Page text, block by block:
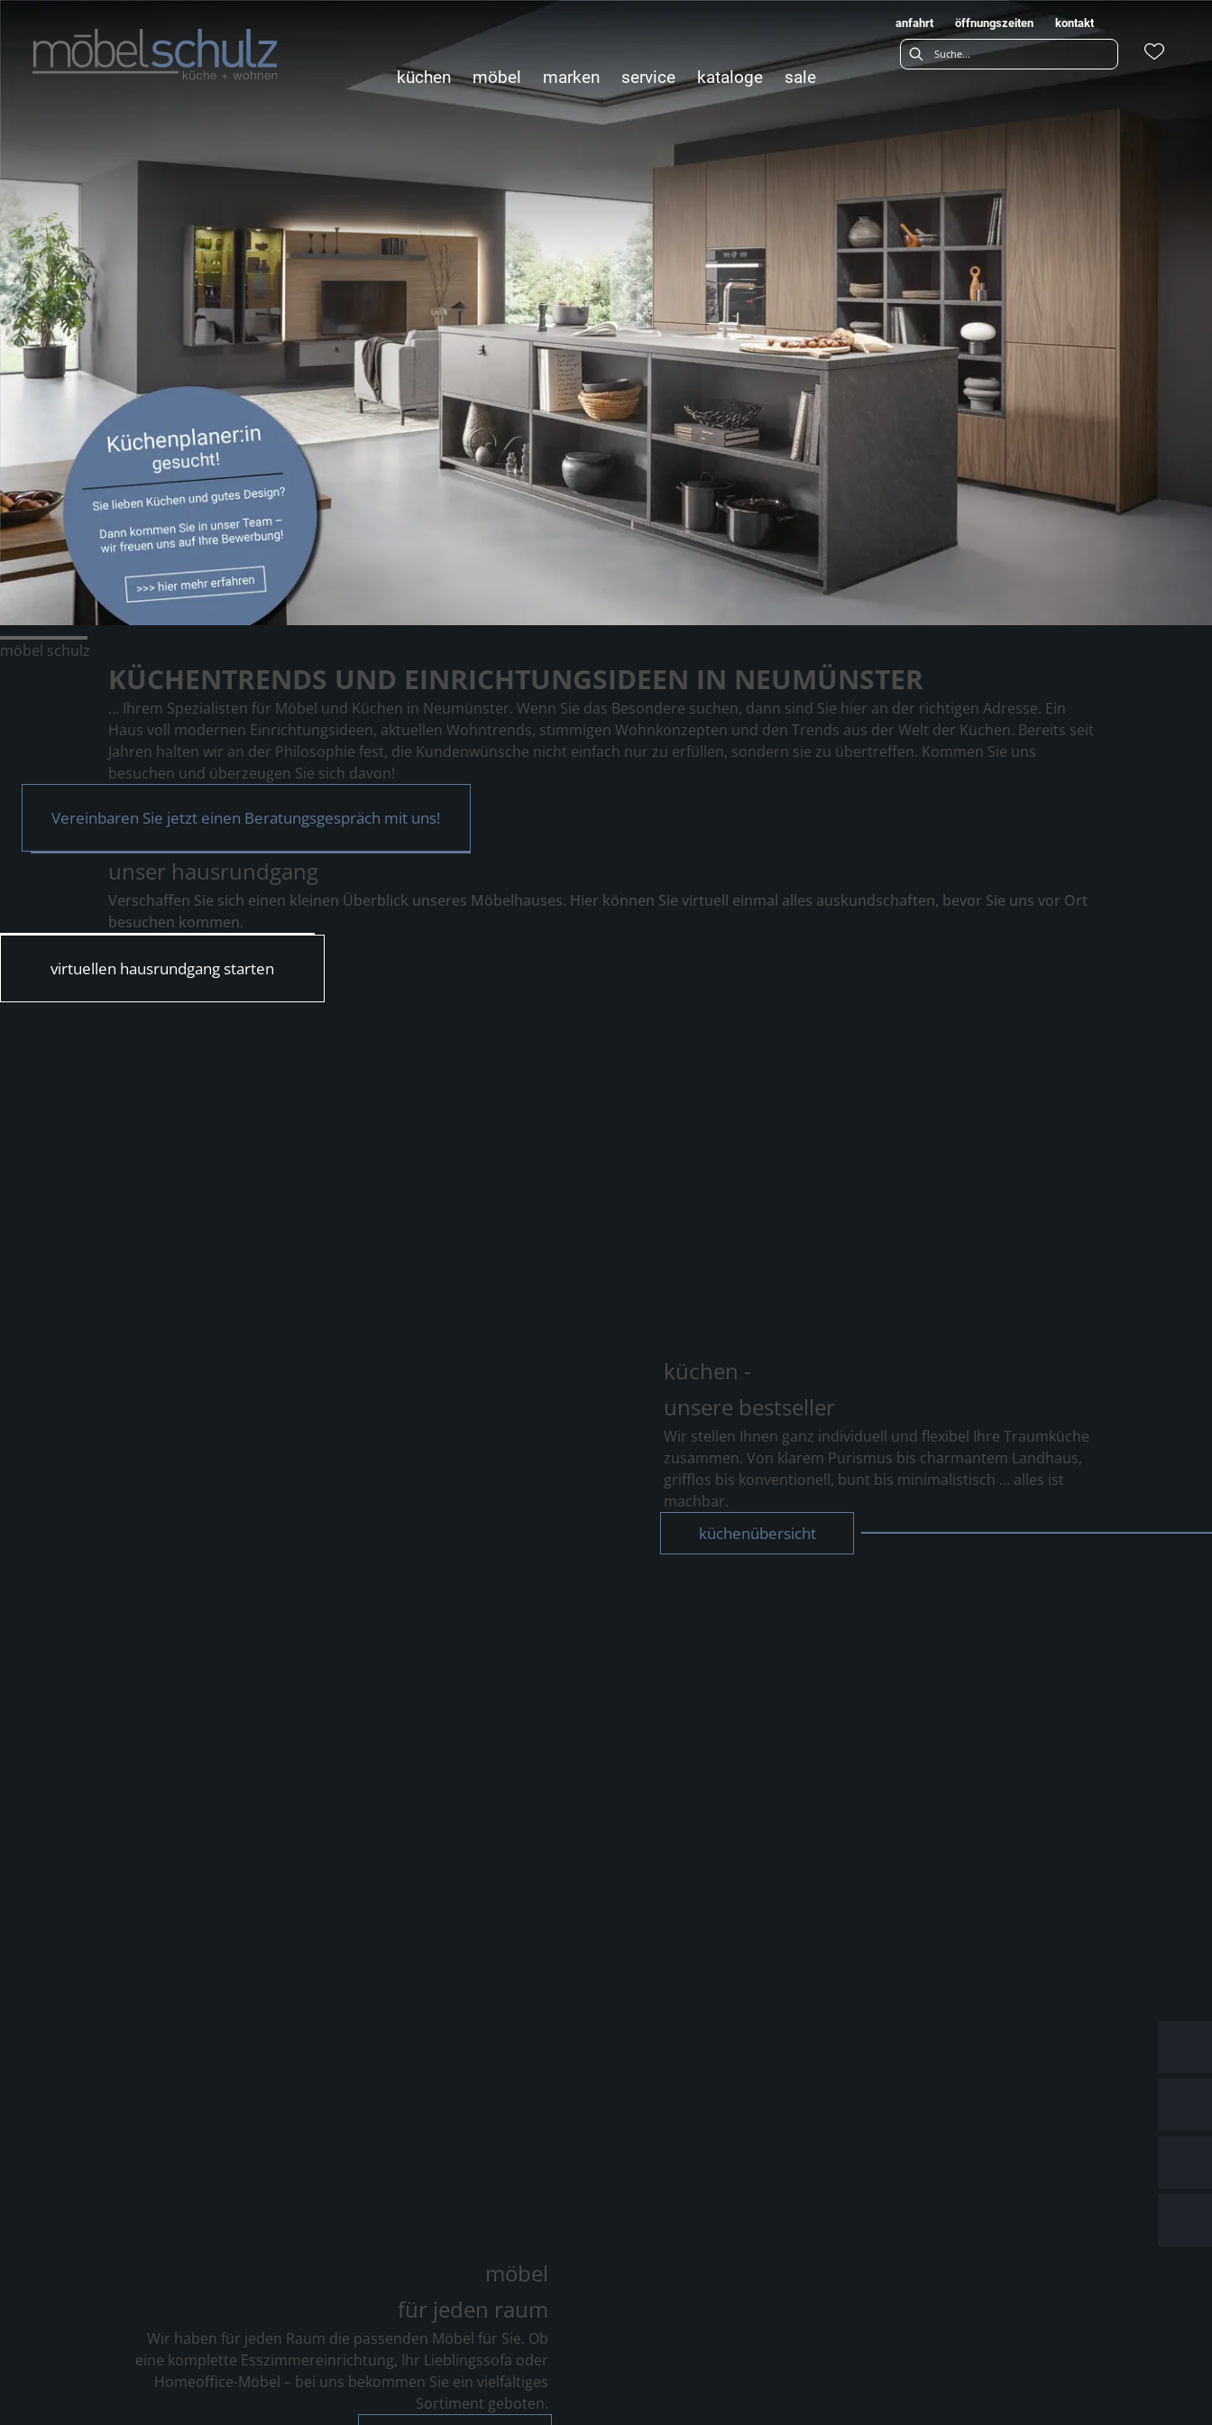
anfahrt öffnungszeiten kontakt
küchen möbel marken service kataloge sale
möbel schulz
KÜCHENTRENDS UND EINRICHTUNGSIDEEN IN NEUMÜNSTER
... Ihrem Spezialisten für Möbel und Küchen in Neumünster. Wenn Sie das Besondere suchen, dann sind Sie hier an der richtigen Adresse. Ein
Haus voll modernen Einrichtungsideen, aktuellen Wohntrends, stimmigen Wohnkonzepten und den Trends aus der Welt der Küchen. Bereits seit
Jahren halten wir an der Philosophie fest, die Kundenwünsche nicht einfach nur zu erfüllen, sondern sie zu übertreffen. Kommen Sie uns
besuchen und überzeugen Sie sich davon!
Vereinbaren Sie jetzt einen Beratungsgespräch mit uns!
unser hausrundgang
Verschaffen Sie sich einen kleinen Überblick unseres Möbelhauses. Hier können Sie virtuell einmal alles auskundschaften, bevor Sie uns vor Ort
besuchen kommen.
virtuellen hausrundgang starten
küchen -
unsere bestseller
Wir stellen Ihnen ganz individuell und flexibel Ihre Traumküche
zusammen. Von klarem Purismus bis charmantem Landhaus,
grifflos bis konventionell, bunt bis minimalistisch ... alles ist
machbar.
küchenübersicht
möbel
für jeden raum
Wir haben für jeden Raum die passenden Möbel für Sie. Ob
eine komplette Esszimmereinrichtung, Ihr Lieblingssofa oder
Homeoffice-Möbel – bei uns bekommen Sie ein vielfältiges
Sortiment geboten.